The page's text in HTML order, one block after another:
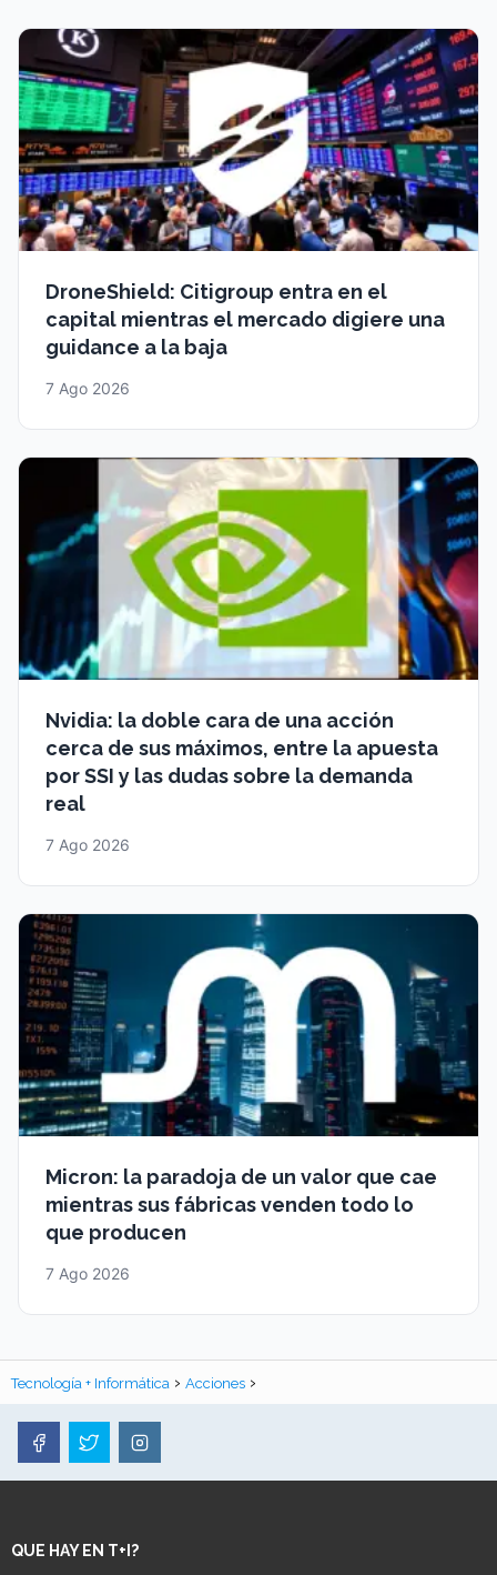
DroneShield: Citigroup entra en el
capital mientras el mercado digiere una
guidance a la baja
7 Ago 2026
Nvidia: la doble cara de una acción
cerca de sus máximos, entre la apuesta
por SSI y las dudas sobre la demanda
real
7 Ago 2026
Micron: la paradoja de un valor que cae
mientras sus fábricas venden todo lo
que producen
7 Ago 2026
Tecnología + Informática Acciones
QUE HAY EN T+I?